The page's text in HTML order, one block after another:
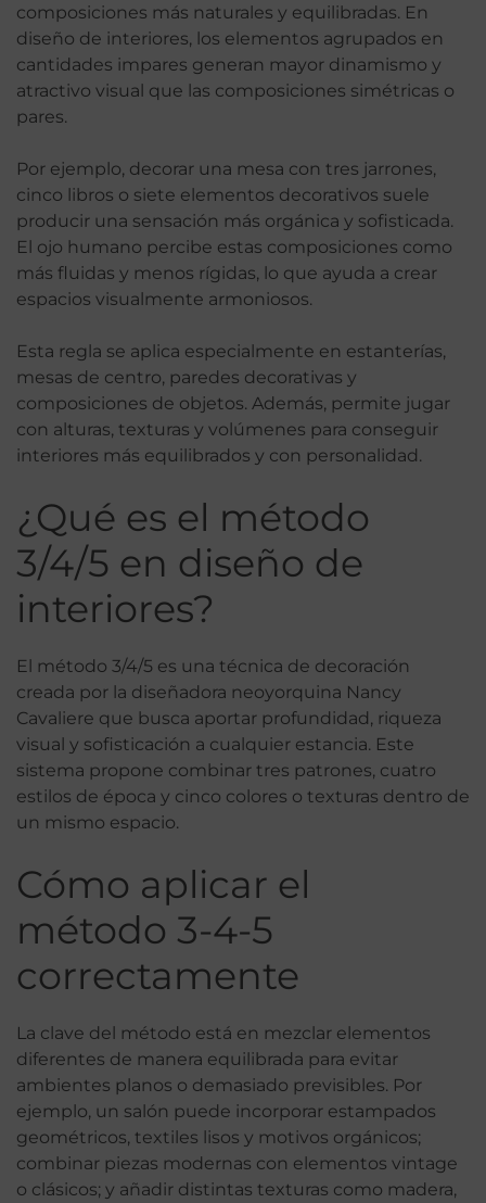
composiciones más naturales y equilibradas. En
diseño de interiores, los elementos agrupados en
cantidades impares generan mayor dinamismo y
atractivo visual que las composiciones simétricas o
pares.
Por ejemplo, decorar una mesa con tres jarrones,
cinco libros o siete elementos decorativos suele
producir una sensación más orgánica y sofisticada.
El ojo humano percibe estas composiciones como
más fluidas y menos rígidas, lo que ayuda a crear
espacios visualmente armoniosos.
Esta regla se aplica especialmente en estanterías,
mesas de centro, paredes decorativas y
composiciones de objetos. Además, permite jugar
con alturas, texturas y volúmenes para conseguir
interiores más equilibrados y con personalidad.
¿Qué es el método
3/4/5 en diseño de
interiores?
El método 3/4/5 es una técnica de decoración
creada por la diseñadora neoyorquina Nancy
Cavaliere que busca aportar profundidad, riqueza
visual y sofisticación a cualquier estancia. Este
sistema propone combinar tres patrones, cuatro
estilos de época y cinco colores o texturas dentro de
un mismo espacio.
Cómo aplicar el
método 3-4-5
correctamente
La clave del método está en mezclar elementos
diferentes de manera equilibrada para evitar
ambientes planos o demasiado previsibles. Por
ejemplo, un salón puede incorporar estampados
geométricos, textiles lisos y motivos orgánicos;
combinar piezas modernas con elementos vintage
o clásicos; y añadir distintas texturas como madera,